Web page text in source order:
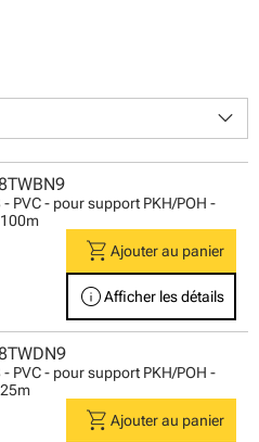
keyboard_arrow_down
- PVC - pour support PKH/POH -
shopping_cart Ajouter au panier
infoAfficher les détails
- PVC - pour support PKH/POH -
shopping_cart Ajouter au panier